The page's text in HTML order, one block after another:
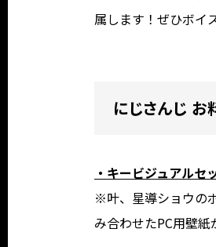
属します！ぜひボイ
にじさんじ お
・キービジュアル
※叶、星導ショウの
み合わせたPC用壁紙